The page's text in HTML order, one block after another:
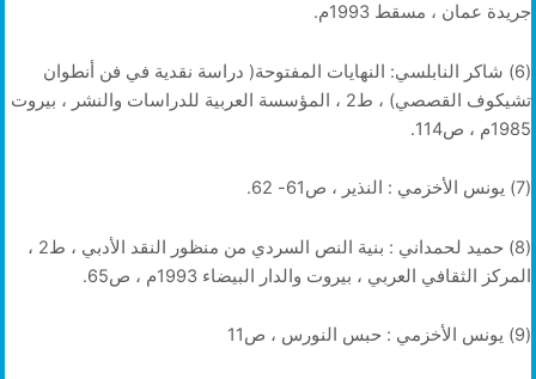
جريدة عمان ، مسقط 1993م.
(6) شاكر النابلسي: النهايات المفتوحة( دراسة نقدية في فن أنطوان
تشيكوف القصصي) ، ط2 ، المؤسسة العربية للدراسات والنشر ، بيروت
1985م ، ص114.
(7) يونس الأخزمي : النذير ، ص61- 62.
(8) حميد لحمداني : بنية النص السردي من منظور النقد الأدبي ، ط2 ،
المركز الثقافي العربي ، بيروت والدار البيضاء 1993م ، ص65.
(9) يونس الأخزمي : حبس النورس ، ص11